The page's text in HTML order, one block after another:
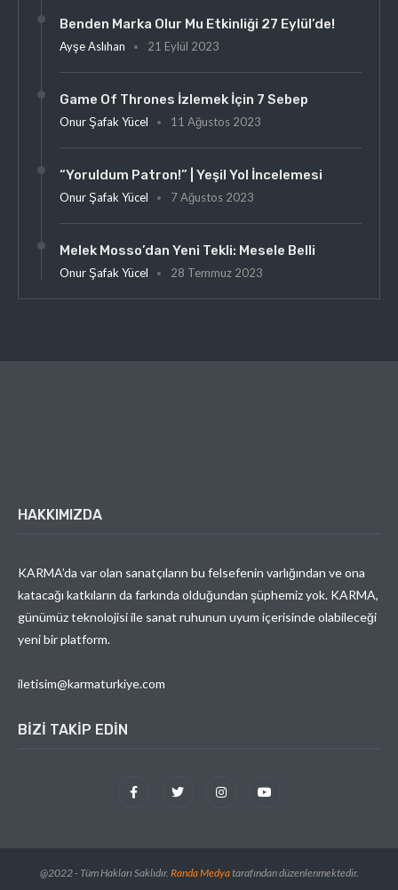
Benden Marka Olur Mu Etkinliği 27 Eylül’de!
Ayşe Aslıhan 21 Eylül 2023
Game Of Thrones İzlemek İçin 7 Sebep
Onur Şafak Yücel 11 Ağustos 2023
“Yoruldum Patron!” | Yeşil Yol İncelemesi
Onur Şafak Yücel 7 Ağustos 2023
Melek Mosso’dan Yeni Tekli: Mesele Belli
Onur Şafak Yücel 28 Temmuz 2023
HAKKIMIZDA
KARMA’da var olan sanatçıların bu felsefenin varlığından ve ona
katacağı katkıların da farkında olduğundan şüphemiz yok. KARMA,
günümüz teknolojisi ile sanat ruhunun uyum içerisinde olabileceği
yeni bir platform.
iletisim@karmaturkiye.com
BIZI TAKIP EDIN
@2022 - Tüm Hakları Saklıdır. Randa Medyatarafından düzenlenmektedir.